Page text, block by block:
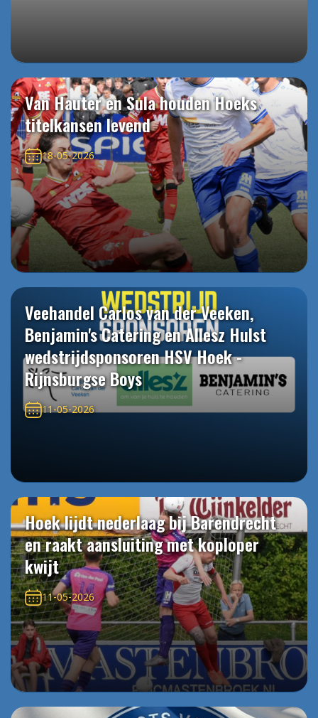
Van Hauter en Sula houden Hoeks
titelkansen levend
18-05-2026
Veehandel Carlos van der Veeken,
Benjamin's Catering en Allesz Hulst
wedstrijdsponsoren HSV Hoek -
Rijnsburgse Boys
11-05-2026
Hoek lijdt nederlaag bij Barendrecht
en raakt aansluiting met koploper
kwijt
11-05-2026